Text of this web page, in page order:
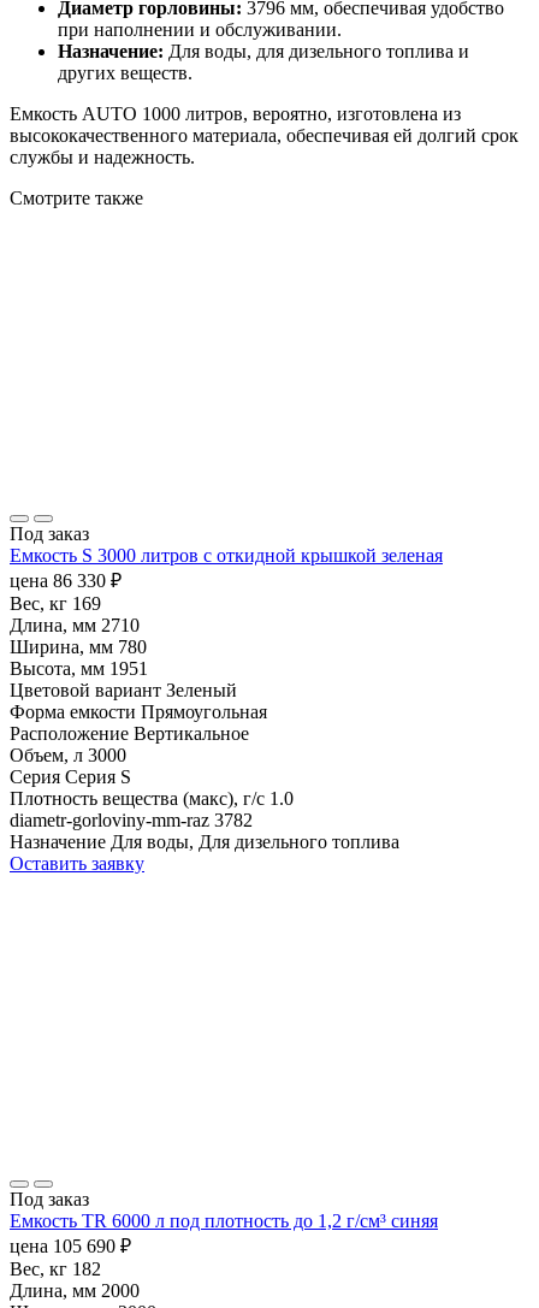
Диаметр горловины: 3796 мм, обеспечивая удобство
при наполнении и обслуживании.
Назначение: Для воды, для дизельного топлива и
других веществ.
Емкость AUTO 1000 литров, вероятно, изготовлена из
высококачественного материала, обеспечивая ей долгий срок
службы и надежность.
Смотрите также
Под заказ
Емкость S 3000 литров с откидной крышкой зеленая
цена 86 330 ₽
Вес, кг 169
Длина, мм 2710
Ширина, мм 780
Высота, мм 1951
Цветовой вариант Зеленый
Форма емкости Прямоугольная
Расположение Вертикальное
Объем, л 3000
Серия Серия S
Плотность вещества (макс), г/с 1.0
diametr-gorloviny-mm-raz 3782
Назначение Для воды, Для дизельного топлива
Оставить заявку
Под заказ
Емкость TR 6000 л под плотность до 1,2 г/см³ синяя
цена 105 690 ₽
Вес, кг 182
Длина, мм 2000